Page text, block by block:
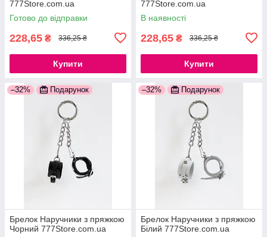
777Store.com.ua
Готово до відправки
228,65 ₴ 336,25 ₴
Купити
777Store.com.ua
В наявності
228,65 ₴ 336,25 ₴
Купити
–32% Подарунок
Брелок Наручники з пряжкою
Чорний 777Store.com.ua
–32% Подарунок
Брелок Наручники з пряжкою
Білий 777Store.com.ua